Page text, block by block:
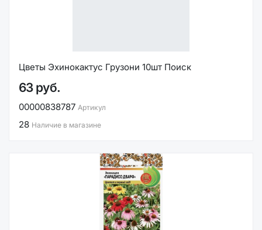
Цветы Эхинокактус Грузони 10шт Поиск
63 руб.
00000838787 Артикул
28 Наличие в магазине